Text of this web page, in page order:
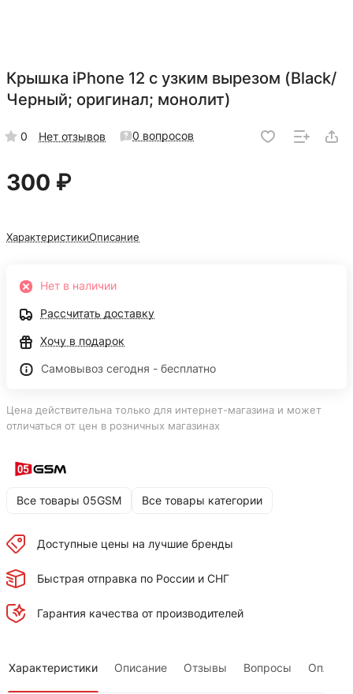
Крышка iPhone 12 с узким вырезом (Black/
Черный; оригинал; монолит)
0 Нет отзывов 0 вопросов
300 ₽
ХарактеристикиОписание
Нет в наличии
Рассчитать доставку
Хочу в подарок
Самовывоз сегодня - бесплатно
Цена действительна только для интернет-магазина и может
отличаться от цен в розничных магазинах
Все товары 05GSM Все товары категории
Доступные цены на лучшие бренды
Быстрая отправка по России и СНГ
Гарантия качества от производителей
Характеристики Описание Отзывы Вопросы Оплата